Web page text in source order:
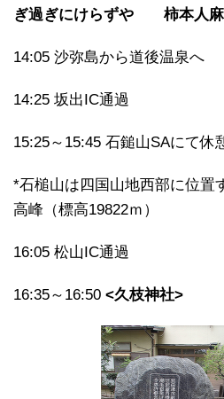
ぎ過ぎにけらずや 柿本人麻
14:05 沙弥島から道後温泉へ
14:25 坂出IC通過
15:25～15:45 石鎚山SAにて休
*石槌山は四国山地西部に位置
高峰（標高19822ｍ）
16:05 松山IC通過
16:35～16:50 <久枝神社>